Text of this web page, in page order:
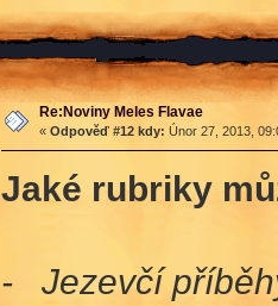
Re:Noviny Meles Flavae
« Odpověď #12 kdy: Únor 27, 2013,
Jaké rubriky
- Jezevčí